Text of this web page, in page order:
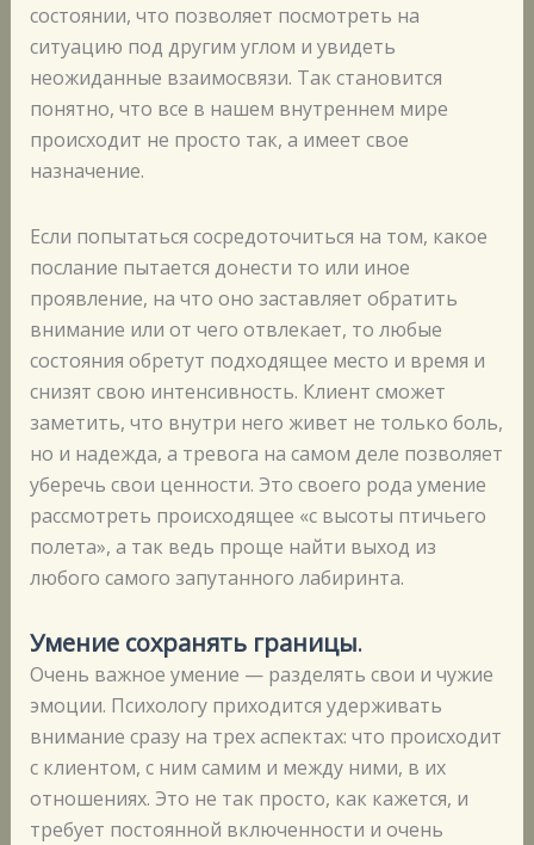
состоянии, что позволяет посмотреть на
ситуацию под другим углом и увидеть
неожиданные взаимосвязи. Так становится
понятно, что все в нашем внутреннем мире
происходит не просто так, а имеет свое
назначение.
Если попытаться сосредоточиться на том, какое
послание пытается донести то или иное
проявление, на что оно заставляет обратить
внимание или от чего отвлекает, то любые
состояния обретут подходящее место и время и
снизят свою интенсивность. Клиент сможет
заметить, что внутри него живет не только боль,
но и надежда, а тревога на самом деле позволяет
уберечь свои ценности. Это своего рода умение
рассмотреть происходящее «с высоты птичьего
полета», а так ведь проще найти выход из
любого самого запутанного лабиринта.
Умение сохранять границы.
Очень важное умение — разделять свои и чужие
эмоции. Психологу приходится удерживать
внимание сразу на трех аспектах: что происходит
с клиентом, с ним самим и между ними, в их
отношениях. Это не так просто, как кажется, и
требует постоянной включенности и очень